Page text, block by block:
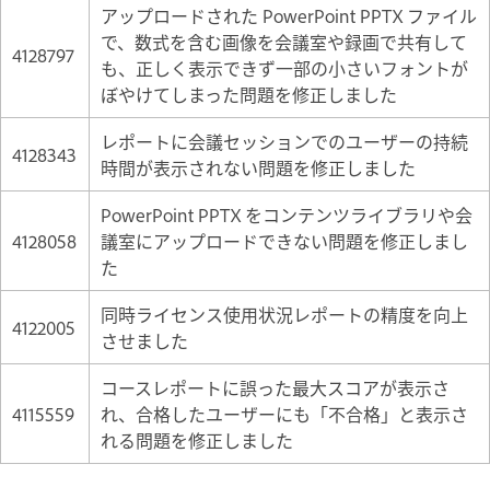
4128797
アップロードされた PowerPoint PPTX ファイル
で、数式を含む画像を会議室や録画で共有して
も、正しく表示できず一部の小さいフォントが
ぼやけてしまった問題を修正しました
4128343
レポートに会議セッションでのユーザーの持続
時間が表示されない問題を修正しました
4128058
PowerPoint PPTX をコンテンツライブラリや会
議室にアップロードできない問題を修正しまし
た
4122005
同時ライセンス使用状況レポートの精度を向上
させました
4115559
コースレポートに誤った最大スコアが表示さ
れ、合格したユーザーにも「不合格」と表示さ
れる問題を修正しました